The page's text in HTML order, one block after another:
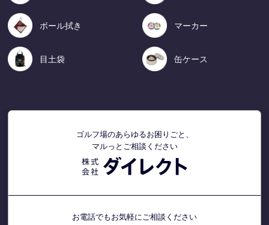
ボール拭き マーカー
目土袋 缶ケース
ゴルフ場のあらゆるお困りごと、
マルっとご相談ください
お電話でもお気軽にご相談ください